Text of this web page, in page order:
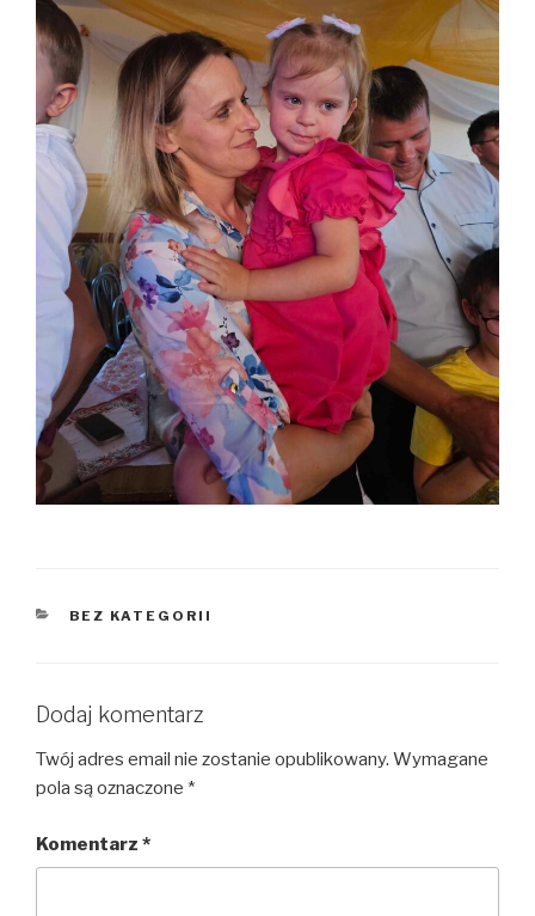
KATEGORIE
BEZ KATEGORII
Dodaj komentarz
Twój adres email nie zostanie opublikowany. Wymagane
pola są oznaczone *
Komentarz *